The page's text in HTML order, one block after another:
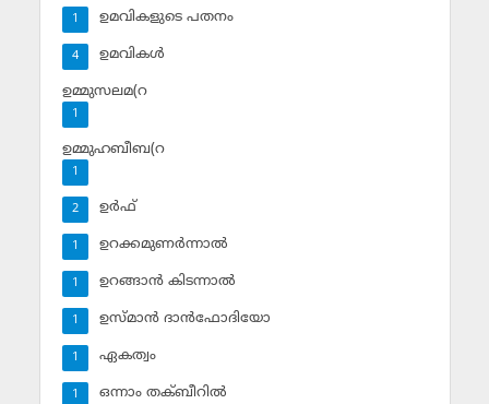
ഉമവികളുടെ പതനം
1
ഉമവികള്‍
4
ഉമ്മുസലമ(റ
1
ഉമ്മുഹബീബ(റ
1
ഉര്‍ഫ്
2
ഉറക്കമുണര്‍ന്നാല്‍
1
ഉറങ്ങാന്‍ കിടന്നാല്‍
1
ഉസ്മാന്‍ ദാന്‍ഫോദിയോ
1
ഏകത്വം
1
ഒന്നാം തക്ബീറില്‍
1